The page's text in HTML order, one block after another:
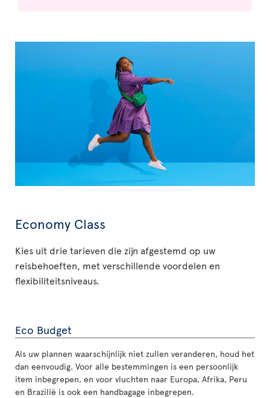
Economy Class
Kies uit drie tarieven die zijn afgestemd op uw
reisbehoeften, met verschillende voordelen en
flexibiliteitsniveaus.
Eco Budget
Als uw plannen waarschijnlijk niet zullen veranderen, houd het
dan eenvoudig. Voor alle bestemmingen is een persoonlijk
item inbegrepen, en voor vluchten naar Europa, Afrika, Peru
en Brazilië is ook een handbagage inbegrepen.